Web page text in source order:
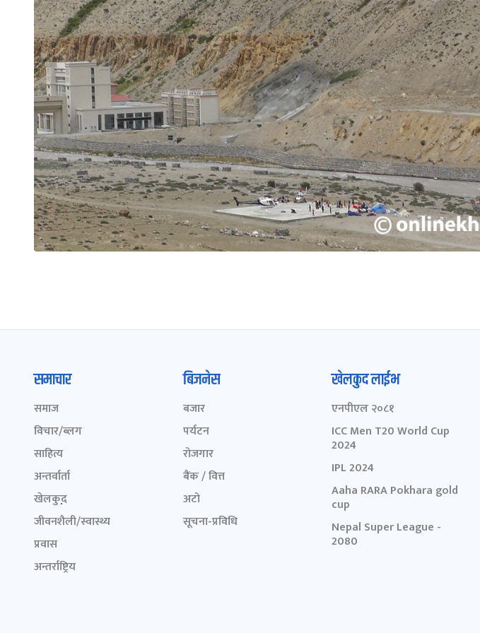
समाचार
समाज
विचार/ब्लग
साहित्य
अन्तर्वार्ता
खेलकुद़़
जीवनशैली/स्वास्थ्य
प्रवास
अन्तर्राष्ट्रिय
बिजनेस
बजार
पर्यटन
रोजगार
बैंक / वित्त
अटो
सूचना-प्रविधि
खेलकुद लाईभ
एनपीएल २०८१
ICC Men T20 World Cup
2024
IPL 2024
Aaha RARA Pokhara gold
cup
Nepal Super League -
2080